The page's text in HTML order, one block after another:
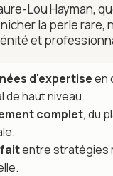
Lou Hayman,
la perle
et
d'expertiseen
de haut niveau.
complet, du
entre stratégies